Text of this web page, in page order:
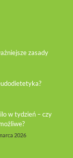
zasady
w tydzień – czy
2026